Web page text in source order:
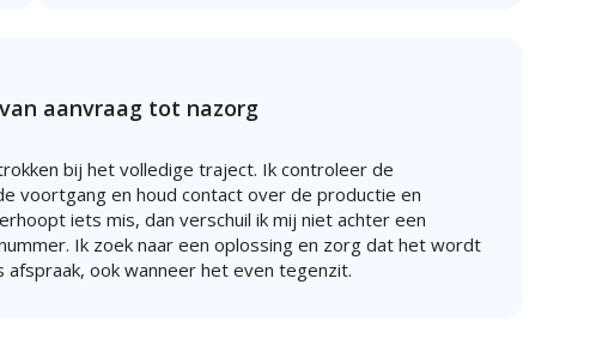
aanvraag tot nazorg
bij het volledige traject. Ik controleer de
voortgang en houd contact over de productie en
iets mis, dan verschuil ik mij niet achter een
Ik zoek naar een oplossing en zorg dat het wordt
afspraak, ook wanneer het even tegenzit.